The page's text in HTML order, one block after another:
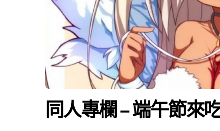
同人專欄 – 端午節來